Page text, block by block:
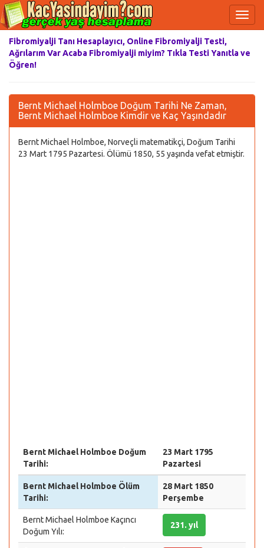
Fibromiyalji Tanı Hesaplayıcı, Online Fibromiyalji Testi,
Ağrılarım Var Acaba Fibromiyalji miyim? Tıkla Testi Yanıtla ve
Öğren!
Bernt Michael Holmboe Doğum Tarihi Ne Zaman,
Bernt Michael Holmboe Kimdir ve Kaç Yaşındadır
Bernt Michael Holmboe, Norveçli matematikçi, Doğum Tarihi
23 Mart 1795 Pazartesi. Ölümü 1850, 55 yaşında vefat etmiştir.
Bernt Michael Holmboe Doğum
Tarihi:
23 Mart 1795
Pazartesi
Bernt Michael Holmboe Ölüm
Tarihi:
28 Mart 1850
Perşembe
Bernt Michael Holmboe Kaçıncı
Doğum Yılı:
231. yıl